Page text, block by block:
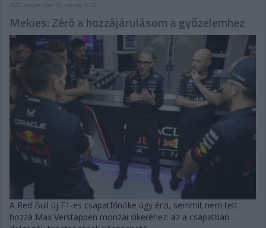
2025. szeptember 10. szerda, 16:12
Mekies: Zéró a hozzájárulásom a győzelemhez
A Red Bull új F1-es csapatfőnöke úgy érzi, semmit nem tett
hozzá Max Verstappen monzai sikeréhez: az a csapatban